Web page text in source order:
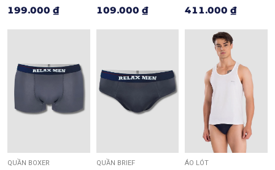
NAM BRIEF RDO138
199.000 ₫
RLTK070
109.000 ₫
NAM BOXER RDO123
411.000 ₫
QUẦN BOXER QUẦN BRIEF ÁO LÓT